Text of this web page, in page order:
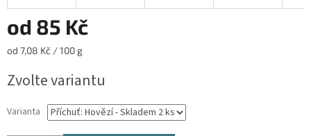
od 85 Kč
Měrná
od 7,08 Kč / 100 g
Zvolte variantu
Varianta